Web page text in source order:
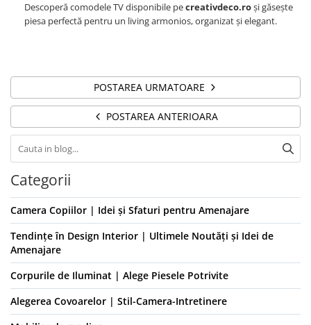
Descoperă comodele TV disponibile pecreativdeco.roși găsește
piesa perfectă pentru un living armonios, organizat și elegant.
POSTAREA URMATOARE
POSTAREA ANTERIOARA
Categorii
Camera Copiilor | Idei și Sfaturi pentru Amenajare
Tendințe în Design Interior | Ultimele Noutăți și Idei de
Amenajare
Corpurile de Iluminat | Alege Piesele Potrivite
Alegerea Covoarelor | Stil-Camera-Intretinere